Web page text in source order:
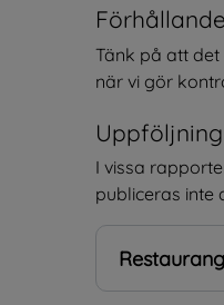
Tänk på att
när vi gör
I vissa
publiceras inte